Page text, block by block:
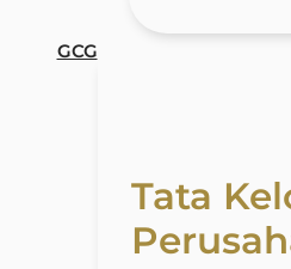
GCG
Tata